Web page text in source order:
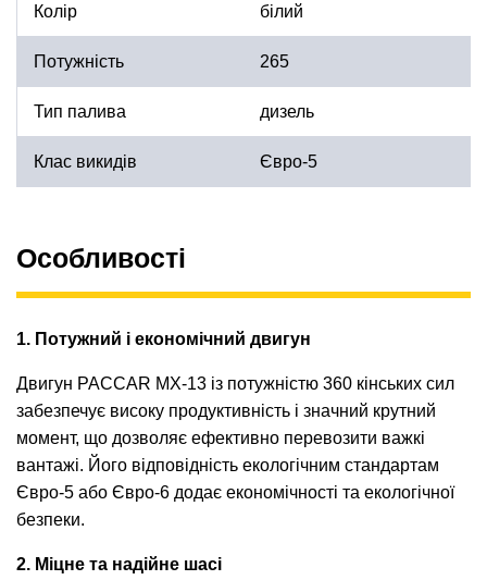
Колір білий
Потужність 265
Тип палива дизель
Клас викидів Євро-5
Особливості
1. Потужний і економічний двигун
Двигун PACCAR MX-13 із потужністю 360 кінських сил
забезпечує високу продуктивність і значний крутний
момент, що дозволяє ефективно перевозити важкі
вантажі. Його відповідність екологічним стандартам
Євро-5 або Євро-6 додає економічності та екологічної
безпеки.
2. Міцне та надійне шасі